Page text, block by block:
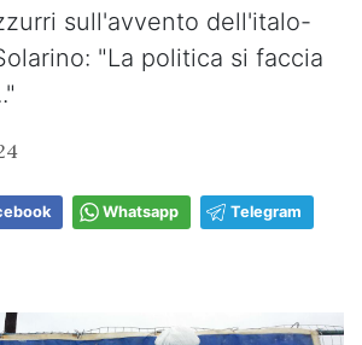
sull'avvento dell'italo-
"La politica si faccia
Whatsapp Telegram